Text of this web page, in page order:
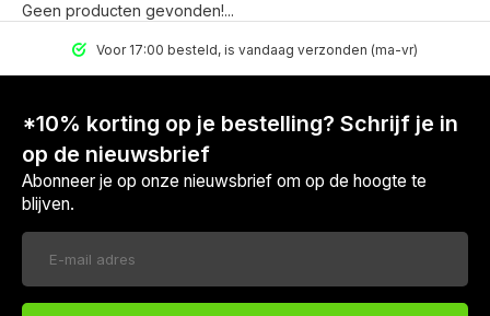
Geen producten gevonden!...
Voor 17:00 besteld, is vandaag verzonden (ma-vr)
*10% korting op je bestelling? Schrijf je in
op de nieuwsbrief
Abonneer je op onze nieuwsbrief om op de hoogte te
blijven.